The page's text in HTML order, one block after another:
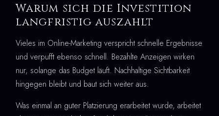
Warum sich die Investition
langfristig auszahlt
Vieles im Online-Marketing verspricht schnelle Ergebnisse
und verpufft ebenso schnell. Bezahlte Anzeigen wirken
nur, solange das Budget läuft. Nachhaltige Sichtbarkeit
hingegen bleibt und baut sich weiter aus.
Was einmal an guter Platzierung erarbeitet wurde, arbeitet